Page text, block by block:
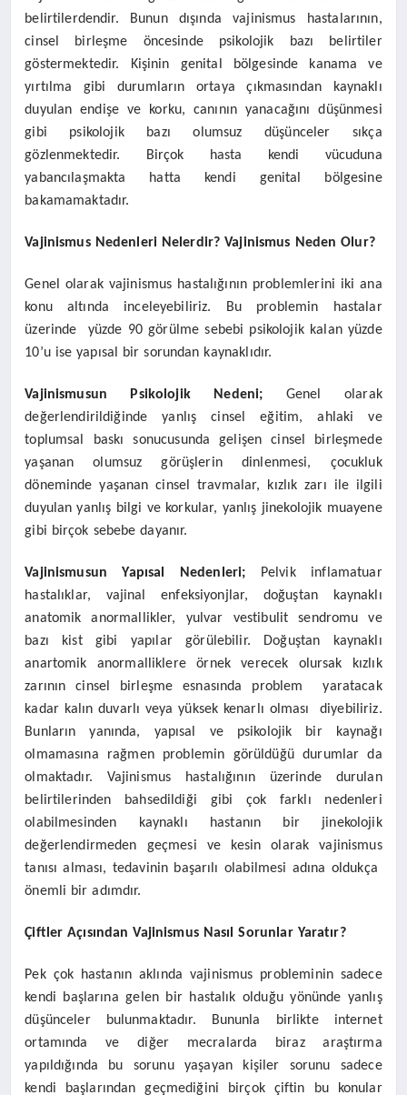
belirtilerdendir. Bunun dışında vajinismus hastalarının,
cinsel birleşme öncesinde psikolojik bazı belirtiler
göstermektedir. Kişinin genital bölgesinde kanama ve
yırtılma gibi durumların ortaya çıkmasından kaynaklı
duyulan endişe ve korku, canının yanacağını düşünmesi
gibi psikolojik bazı olumsuz düşünceler sıkça
gözlenmektedir. Birçok hasta kendi vücuduna
yabancılaşmakta hatta kendi genital bölgesine
bakamamaktadır.
Vajinismus Nedenleri Nelerdir? Vajinismus Neden Olur?
Genel olarak vajinismus hastalığının problemlerini iki ana
konu altında inceleyebiliriz. Bu problemin hastalar
üzerinde yüzde 90 görülme sebebi psikolojik kalan yüzde
10’u ise yapısal bir sorundan kaynaklıdır.
Vajinismusun Psikolojik Nedeni; Genel olarak
değerlendirildiğinde yanlış cinsel eğitim, ahlaki ve
toplumsal baskı sonucusunda gelişen cinsel birleşmede
yaşanan olumsuz görüşlerin dinlenmesi, çocukluk
döneminde yaşanan cinsel travmalar, kızlık zarı ile ilgili
duyulan yanlış bilgi ve korkular, yanlış jinekolojik muayene
gibi birçok sebebe dayanır.
Vajinismusun Yapısal Nedenleri; Pelvik inflamatuar
hastalıklar, vajinal enfeksiyonjlar, doğuştan kaynaklı
anatomik anormallikler, yulvar vestibulit sendromu ve
bazı kist gibi yapılar görülebilir. Doğuştan kaynaklı
anartomik anormalliklere örnek verecek olursak kızlık
zarının cinsel birleşme esnasında problem yaratacak
kadar kalın duvarlı veya yüksek kenarlı olması diyebiliriz.
Bunların yanında, yapısal ve psikolojik bir kaynağı
olmamasına rağmen problemin görüldüğü durumlar da
olmaktadır. Vajinismus hastalığının üzerinde durulan
belirtilerinden bahsedildiği gibi çok farklı nedenleri
olabilmesinden kaynaklı hastanın bir jinekolojik
değerlendirmeden geçmesi ve kesin olarak vajinismus
tanısı alması, tedavinin başarılı olabilmesi adına oldukça
önemli bir adımdır.
Çiftler Açısından Vajinismus Nasıl Sorunlar Yaratır?
Pek çok hastanın aklında vajinismus probleminin sadece
kendi başlarına gelen bir hastalık olduğu yönünde yanlış
düşünceler bulunmaktadır. Bununla birlikte internet
ortamında ve diğer mecralarda biraz araştırma
yapıldığında bu sorunu yaşayan kişiler sorunu sadece
kendi başlarından geçmediğini birçok çiftin bu konular